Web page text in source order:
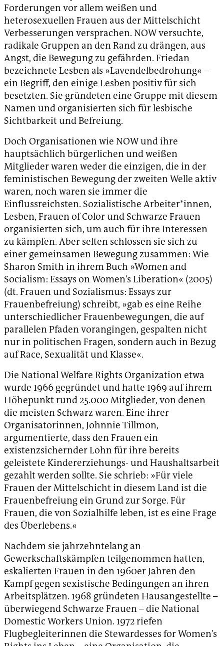
Forderungen vor allem weißen und
heterosexuellen Frauen aus der Mittelschicht
Verbesserungen versprachen. NOW versuchte,
radikale Gruppen an den Rand zu drängen, aus
Angst, die Bewegung zu gefährden. Friedan
bezeichnete Lesben als »Lavendelbedrohung« –
ein Begriff, den einige Lesben positiv für sich
besetzten. Sie gründeten eine Gruppe mit diesem
Namen und organisierten sich für lesbische
Sichtbarkeit und Befreiung.
Doch Organisationen wie NOW und ihre
hauptsächlich bürgerlichen und weißen
Mitglieder waren weder die einzigen, die in der
feministischen Bewegung der zweiten Welle aktiv
waren, noch waren sie immer die
Einflussreichsten. Sozialistische Arbeiter*innen,
Lesben, Frauen of Color und Schwarze Frauen
organisierten sich, um auch für ihre Interessen
zu kämpfen. Aber selten schlossen sie sich zu
einer gemeinsamen Bewegung zusammen: Wie
Sharon Smith in ihrem Buch »Women and
Socialism: Essays on Women’s Liberation« (2005)
(dt. Frauen und Sozialismus: Essays zur
Frauenbefreiung) schreibt, »gab es eine Reihe
unterschiedlicher Frauenbewegungen, die auf
parallelen Pfaden vorangingen, gespalten nicht
nur in politischen Fragen, sondern auch in Bezug
auf Race, Sexualität und Klasse«.
Die National Welfare Rights Organization etwa
wurde 1966 gegründet und hatte 1969 auf ihrem
Höhepunkt rund 25.000 Mitglieder, von denen
die meisten Schwarz waren. Eine ihrer
Organisatorinnen, Johnnie Tillmon,
argumentierte, dass den Frauen ein
existenzsichernder Lohn für ihre bereits
geleistete Kindererziehungs- und Haushaltsarbeit
gezahlt werden sollte. Sie schrieb: »Für viele
Frauen der Mittelschicht in diesem Land ist die
Frauenbefreiung ein Grund zur Sorge. Für
Frauen, die von Sozialhilfe leben, ist es eine Frage
des Überlebens.«
Nachdem sie jahrzehntelang an
Gewerkschaftskämpfen teilgenommen hatten,
eskalierten Frauen in den 1960er Jahren den
Kampf gegen sexistische Bedingungen an ihren
Arbeitsplätzen. 1968 gründeten Hausangestellte –
überwiegend Schwarze Frauen – die National
Domestic Workers Union. 1972 riefen
Flugbegleiterinnen die Stewardesses for Women’s